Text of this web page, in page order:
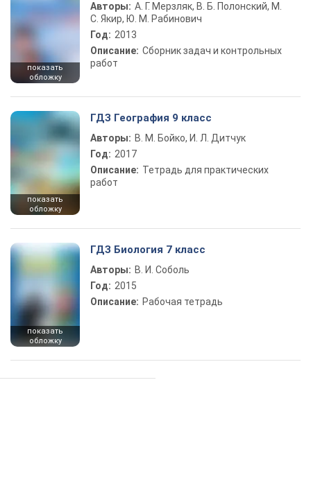
показать
обложку
Авторы: А. Г. Мерзляк, В. Б. Полонский, М.
С. Якир, Ю. М. Рабинович
Год: 2013
Описание: Сборник задач и контрольных
работ
показать
обложку
ГДЗ География 9 класс
Авторы: В. М. Бойко, И. Л. Дитчук
Год: 2017
Описание: Тетрадь для практических
работ
показать
обложку
ГДЗ Биология 7 класс
Авторы: В. И. Соболь
Год: 2015
Описание: Рабочая тетрадь